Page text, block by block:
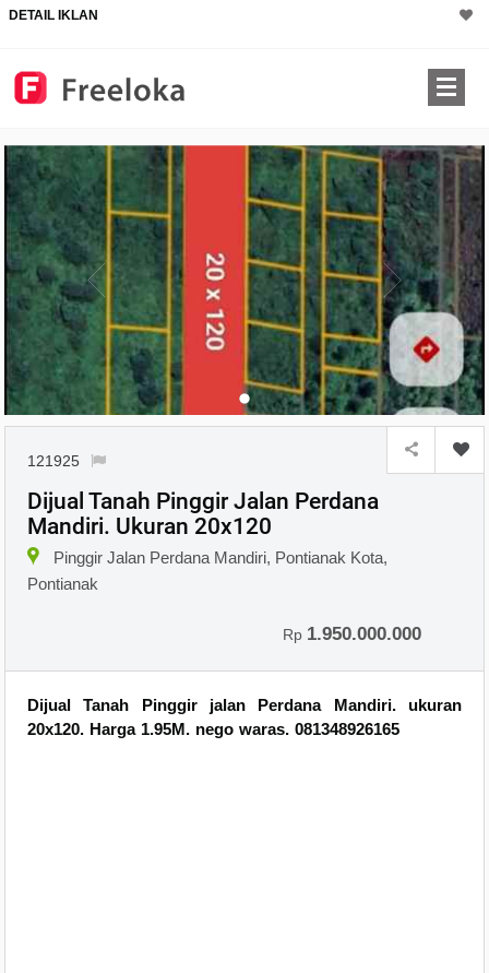
DETAIL IKLAN
121925
Dijual Tanah Pinggir Jalan Perdana
Mandiri. Ukuran 20x120
Pinggir Jalan Perdana Mandiri, Pontianak Kota,
Pontianak
Rp 1.950.000.000
Dijual Tanah Pinggir jalan Perdana Mandiri. ukuran
20x120. Harga 1.95M. nego waras. 081348926165